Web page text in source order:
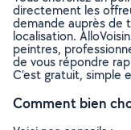
directement les
demande auprès de
localisation.
peintres,
de vous répondre
C’est gratuit, simple
Comment bien